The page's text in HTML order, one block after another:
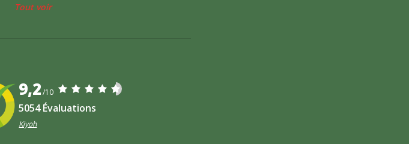
Tout voir
9,2 /10
5054 Évaluations
Kiyoh